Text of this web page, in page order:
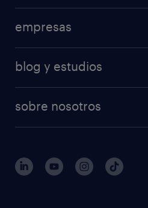
empresas
blog y estudios
sobre nosotros